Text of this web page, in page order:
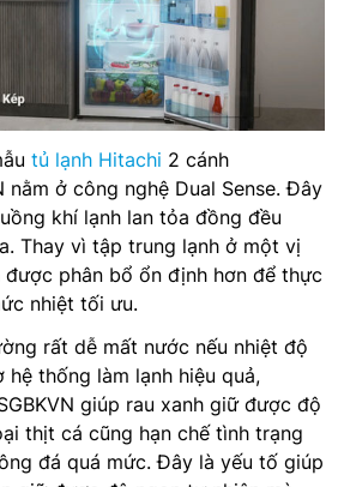
tủ lạnh Hitachi 2 cánh
nằm ở công nghệ Dual Sense. Đây
khí lạnh lan tỏa đồng đều
Thay vì tập trung lạnh ở một vị
phân bổ ổn định hơn để thực
nhiệt tối ưu.
rất dễ mất nước nếu nhiệt độ
hệ thống làm lạnh hiệu quả,
giúp rau xanh giữ được độ
thịt cá cũng hạn chế tình trạng
đá quá mức. Đây là yếu tố giúp